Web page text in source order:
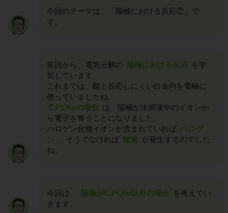
今回のテーマは、「陽極における反応②」で
す。
前回から、電気分解の 陽極における反応 を学
習しています。
これまでは、酸と反応しにくい白金Ptを電極に
使っていましたね。
C,Pt,Auの場合 は、陽極が水溶液中のイオンか
ら電子を奪うことになりました。
ハロゲン化物イオンが含まれていれば ハロゲ
ン
、そうでなければ 酸素 が発生するのでした
ね。
今回は、 陽極がC,Pt,Au以外の場合 を考えてい
きます。